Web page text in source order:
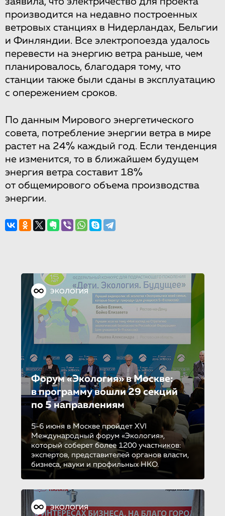
производится на недавно построенных
ветровых станциях в Нидерландах, Бельгии
и Финляндии. Все электропоезда удалось
перевести на энергию ветра раньше, чем
планировалось, благодаря тому, что
станции также были сданы в эксплуатацию
с опережением сроков.
По данным Мирового энергетического
совета, потребление энергии ветра в мире
растет на 24% каждый год. Если тенденция
не изменится, то в ближайшем будущем
энергия ветра составит 18%
от общемирового объема производства
энергии.
ЭКОЛОГИЯ
Форум «Экология» в Москве:
в программу вошли 29 секций
по 5 направле­ни­ям
5-6 июня в Москве пройдет XVI
Международный форум «Экология»,
который соберет более 1200 участников:
экспертов, представителей органов власти,
бизнеса, науки и профильных НКО.
ЭКОЛОГИЯ